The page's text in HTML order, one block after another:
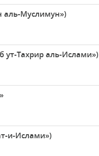
аль-Муслимун»)
ут-Тахрир аль-Ислами»)
и-Ислами»)